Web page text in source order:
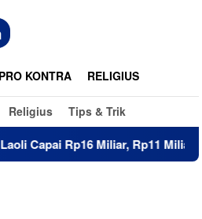
KONTRA RELIGIUS
Religius Tips & Trik
Miliar, Rp11 Miliar Sudah Diterima